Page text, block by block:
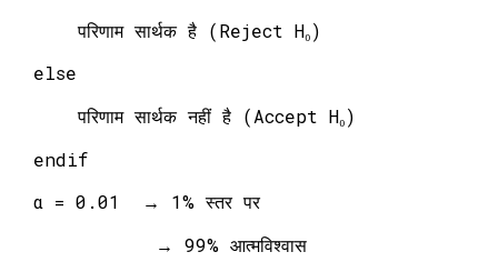
परिणाम सार्थक है (Reject H₀)
else
परिणाम सार्थक नहीं है (Accept H₀)
endif
α = 0.01 → 1% स्तर पर
→ 99% आत्मविश्वास